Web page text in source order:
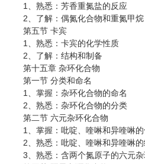
1、熟悉：芳香重氮盐的反应
2、了解：偶氮化合物和重氮甲烷
第五节 卡宾
1、熟悉：卡宾的化学性质
2、了解：结构和制备
第十五章 杂环化合物
第一节 分类和命名
1、掌握：杂环化合物的命名
2、熟悉：杂环化合物的分类
第二节 六元杂环化合物
1、掌握：吡啶、喹啉和异喹啉的
2、熟悉：吡啶、喹啉和异喹啉的
3、熟悉：含两个氮原子的六元杂